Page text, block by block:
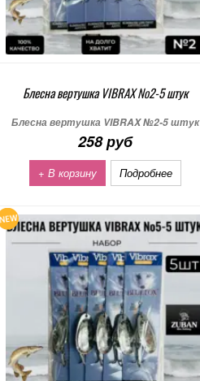
Блесна вертушка VIBRAX №2-5 штук
Блесна вертушка VIBRAX №2-5 штук
258 руб
+ В корзину Подробнее